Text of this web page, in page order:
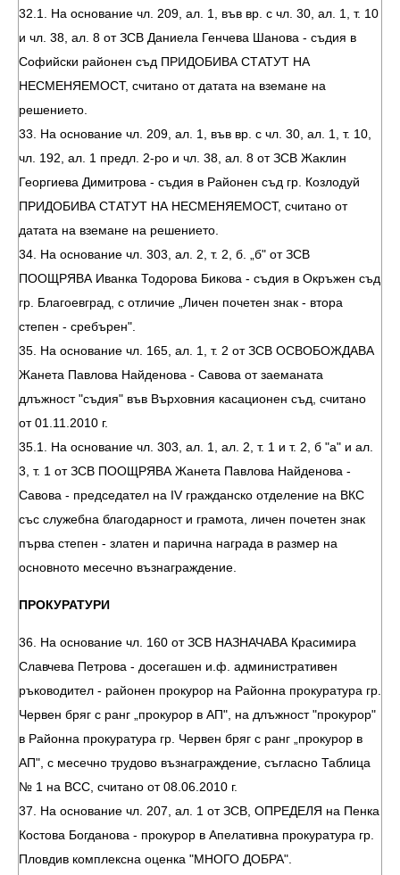
32.1. На основание чл. 209, ал. 1, във вр. с чл. 30, ал. 1, т. 10
и чл. 38, ал. 8 от ЗСВ Даниела Генчева Шанова - съдия в
Софийски районен съд ПРИДОБИВА СТАТУТ НА
НЕСМЕНЯЕМОСТ, считано от датата на вземане на
решението.
33. На основание чл. 209, ал. 1, във вр. с чл. 30, ал. 1, т. 10,
чл. 192, ал. 1 предл. 2-ро и чл. 38, ал. 8 от ЗСВ Жаклин
Георгиева Димитрова - съдия в Районен съд гр. Козлодуй
ПРИДОБИВА СТАТУТ НА НЕСМЕНЯЕМОСТ, считано от
датата на вземане на решението.
34. На основание чл. 303, ал. 2, т. 2, б. „б" от ЗСВ
ПООЩРЯВА Иванка Тодорова Бикова - съдия в Окръжен съд
гр. Благоевград, с отличие „Личен почетен знак - втора
степен - сребърен".
35. На основание чл. 165, ал. 1, т. 2 от ЗСВ ОСВОБОЖДАВА
Жанета Павлова Найденова - Савова от заеманата
длъжност "съдия" във Върховния касационен съд, считано
от 01.11.2010 г.
35.1. На основание чл. 303, ал. 1, ал. 2, т. 1 и т. 2, б "а" и ал.
3, т. 1 от ЗСВ ПООЩРЯВА Жанета Павлова Найденова -
Савова - председател на ІV гражданско отделение на ВКС
със служебна благодарност и грамота, личен почетен знак
първа степен - златен и парична награда в размер на
основното месечно възнаграждение.
ПРОКУРАТУРИ
36. На основание чл. 160 от ЗСВ НАЗНАЧАВА Красимира
Славчева Петрова - досегашен и.ф. административен
ръководител - районен прокурор на Районна прокуратура гр.
Червен бряг с ранг „прокурор в АП", на длъжност "прокурор"
в Районна прокуратура гр. Червен бряг с ранг „прокурор в
АП", с месечно трудово възнаграждение, съгласно Таблица
№ 1 на ВСС, считано от 08.06.2010 г.
37. На основание чл. 207, ал. 1 от ЗСВ, ОПРЕДЕЛЯ на Пенка
Костова Богданова - прокурор в Апелативна прокуратура гр.
Пловдив комплексна оценка "МНОГО ДОБРА".